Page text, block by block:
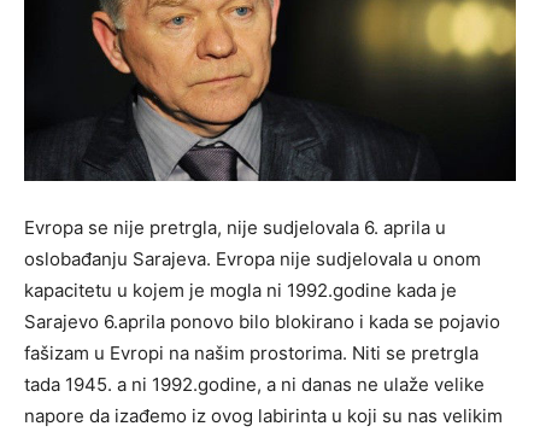
Evropa se nije pretrgla, nije sudjelovala 6. aprila u
oslobađanju Sarajeva. Evropa nije sudjelovala u onom
kapacitetu u kojem je mogla ni 1992.godine kada je
Sarajevo 6.aprila ponovo bilo blokirano i kada se pojavio
fašizam u Evropi na našim prostorima. Niti se pretrgla
tada 1945. a ni 1992.godine, a ni danas ne ulaže velike
napore da izađemo iz ovog labirinta u koji su nas velikim